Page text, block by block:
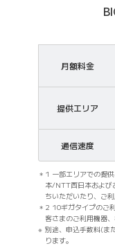
月額料金
提供エリア
通信速度
1 一部エリアでの提
本/NTT西日本および
ちいただいたり、ご
2 10ギガタイプのご
客さまのご利用機器
別途、申込手数料(ま
ります。